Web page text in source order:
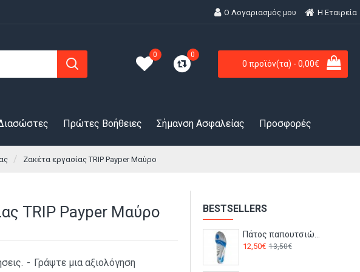
Ο Λογαριασμός μου H Εταιρεία
0 0
0 προϊόν(τα) - 0,00€
Πρώτες Βοήθειες Σήμανση Ασφαλείας Προσφορές
Ζακέτα εργασίας TRIP Payper Μαύρο
TRIP Payper Μαύρο
- Γράψτε μια αξιολόγηση
BESTSELLERS
12,50€ 13,50€